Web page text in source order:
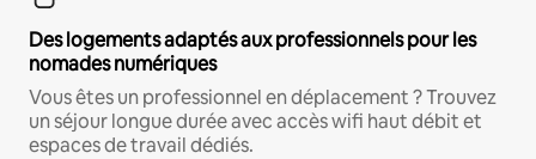
Des logements adaptés aux professionnels pour les
nomades numériques
Vous êtes un professionnel en déplacement ? Trouvez
un séjour longue durée avec accès wifi haut débit et
espaces de travail dédiés.